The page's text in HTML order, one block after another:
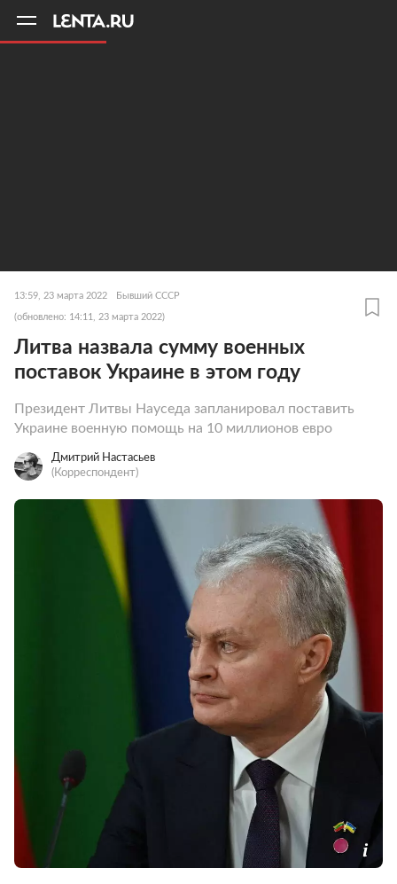
13:59, 23 марта 2022 Бывший СССР
(обновлено: 14:11, 23 марта 2022)
Литва назвала сумму военных
поставок Украине в этом году
Президент Литвы Науседа запланировал поставить
Украине военную помощь на 10 миллионов евро
Дмитрий Настасьев
(Корреспондент)